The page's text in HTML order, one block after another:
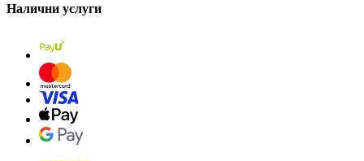
Налични услуги